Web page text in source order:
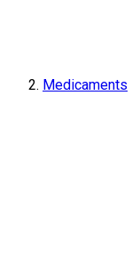
Medicaments